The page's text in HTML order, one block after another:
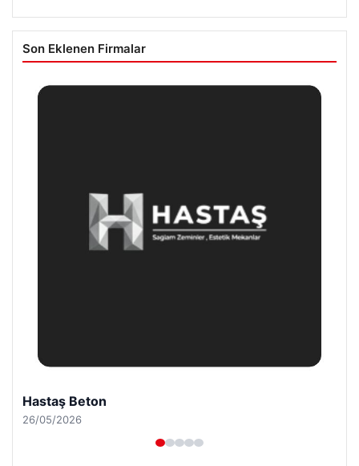
Son Eklenen Firmalar
Enes Kaplan Avukatlık Bürosu
28/04/2026